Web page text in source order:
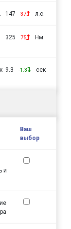
147 37 л.с.
325 75 Нм
9.3 -1.3 сек
Ваш
выбор
и